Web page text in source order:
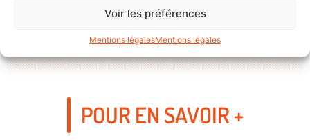
Voir les préférences
Mentions légalesMentions légales
POUR EN SAVOIR +